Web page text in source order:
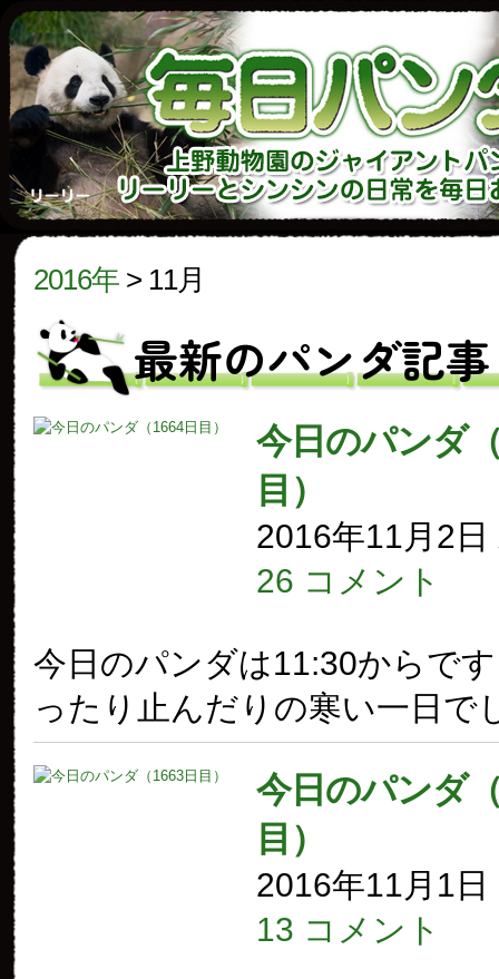
2016年 > 11月
最新のパンダ記事
今日のパンダ
目）
2016年11月2日
26 コメント
今日のパンダは11:30からで
ったり止んだりの寒い一日で
今日のパンダ
目）
2016年11月1日
13 コメント